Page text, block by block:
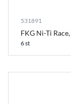
531891
FKG Ni-Ti
6 st